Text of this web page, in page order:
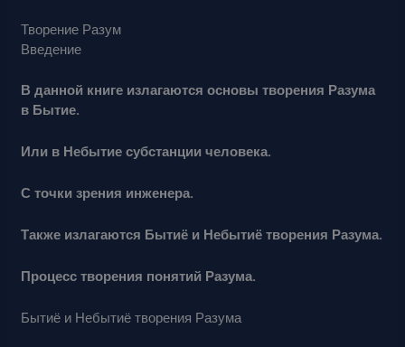
Творение Разум
Введение
В данной книге излагаются основы творения Разума
в Бытие.
Или в Небытие субстанции человека.
С точки зрения инженера.
Также излагаются Бытиё и Небытиё творения Разума.
Процесс творения понятий Разума.
Бытиё и Небытиё творения Разума